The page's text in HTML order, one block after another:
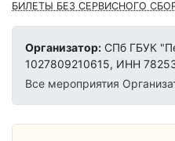
БИЛЕТЫ БЕЗ СЕРВИСНОГО
Организатор: СПб ГБУК
1027809210615, ИНН
Все мероприятия